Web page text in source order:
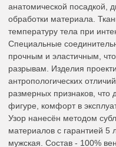
анатомической посадкой,
обработки материала.
температуру тела при
Специальные
прочным и эластичным,
разрывам. Изделия
антропологических
размерных признаков, что
фигуре, комфорт в
Узор нанесён методом
материалов с гарантией 5
мужская. Состав - 100%